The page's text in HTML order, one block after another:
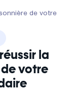
de votre
la
votre